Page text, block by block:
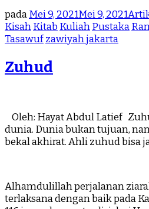
padaMei 9, 2021Mei 9, 2021
KisahKitab KuliahPustaka
Tasawufzawiyah jakarta
Zuhud
Oleh: Hayat Abdul Latief
dunia. Dunia bukan tujuan,
bekal akhirat. Ahli zuhud bisa
Alhamdulillah perjalanan
terlaksana dengan baik pada